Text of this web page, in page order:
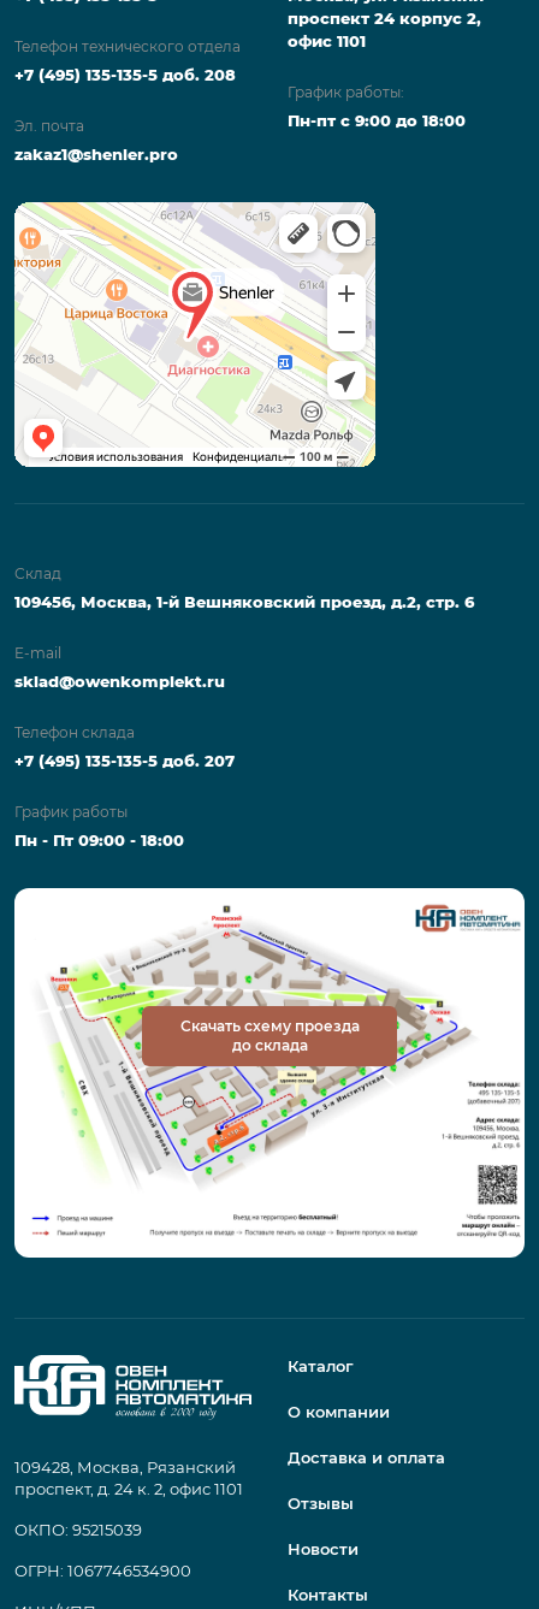
Телефон технического отдела
+7 (495) 135-135-5 доб. 208
Эл. почта
zakaz1@shenler.pro
проспект 24 корпус 2,
офис 1101
График работы:
Пн-пт с 9:00 до 18:00
Склад
109456, Москва, 1-й Вешняковский проезд, д.2, стр. 6
E-mail
sklad@owenkomplekt.ru
Телефон склада
+7 (495) 135-135-5 доб. 207
График работы
Пн - Пт 09:00 - 18:00
Скачать схему проезда
до склада
109428, Москва, Рязанский
проспект, д. 24 к. 2, офис 1101
ОКПО: 95215039
ОГРН: 1067746534900
Каталог
О компании
Доставка и оплата
Отзывы
Новости
Контакты